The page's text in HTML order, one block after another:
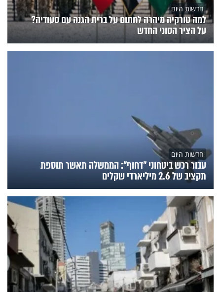
חדשות היום
למה טורקיה מיהרה לחתום על ברית הגנה עם סעודיה?
על הציר הסוני החדש
חדשות היום
עבור רכש ביטחוני "דחוף": הממשלה תאשר תוספת
תקציב של 2.6 מיליארדי שקלים